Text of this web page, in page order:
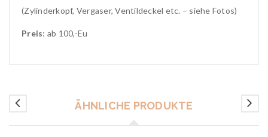
(Zylinderkopf, Vergaser, Ventildeckel etc. – siehe Fotos)
Preis: ab 100,-Eu
ÄHNLICHE PRODUKTE